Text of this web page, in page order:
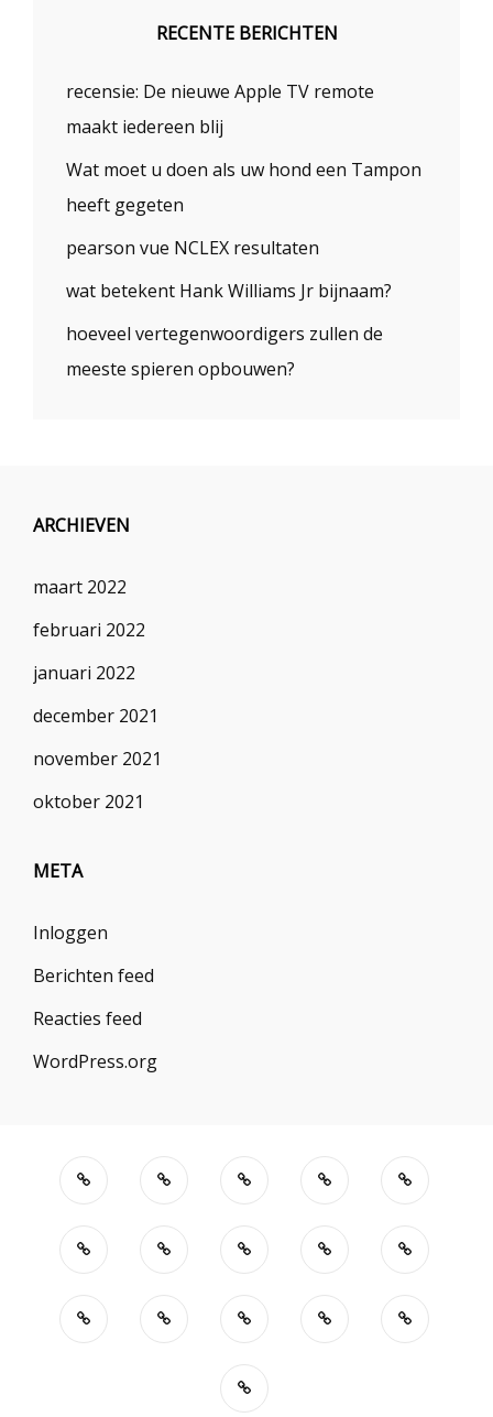
RECENTE BERICHTEN
recensie: De nieuwe Apple TV remote
maakt iedereen blij
Wat moet u doen als uw hond een Tampon
heeft gegeten
pearson vue NCLEX resultaten
wat betekent Hank Williams Jr bijnaam?
hoeveel vertegenwoordigers zullen de
meeste spieren opbouwen?
ARCHIEVEN
maart 2022
februari 2022
januari 2022
december 2021
november 2021
oktober 2021
META
Inloggen
Berichten feed
Reacties feed
WordPress.org